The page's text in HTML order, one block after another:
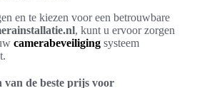
en te kiezen voor een betrouwbare
, kunt u ervoor zorgen
camerabeveiliging systeem
de beste prijs voor